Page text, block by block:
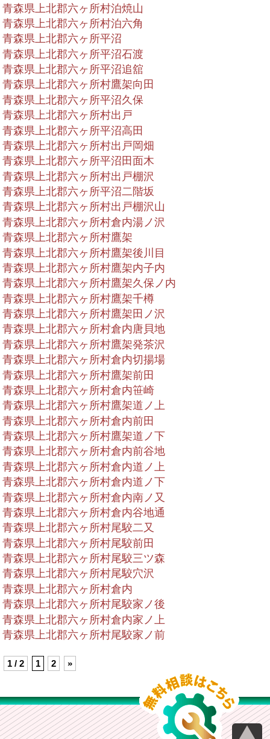
青森県上北郡六ヶ所村泊焼山
青森県上北郡六ヶ所村泊六角
青森県上北郡六ヶ所平沼
青森県上北郡六ヶ所平沼石渡
青森県上北郡六ヶ所平沼追舘
青森県上北郡六ヶ所村鷹架向田
青森県上北郡六ヶ所平沼久保
青森県上北郡六ヶ所村出戸
青森県上北郡六ヶ所平沼高田
青森県上北郡六ヶ所村出戸岡畑
青森県上北郡六ヶ所平沼田面木
青森県上北郡六ヶ所村出戸棚沢
青森県上北郡六ヶ所平沼二階坂
青森県上北郡六ヶ所村出戸棚沢山
青森県上北郡六ヶ所村倉内湯ノ沢
青森県上北郡六ヶ所村鷹架
青森県上北郡六ヶ所村鷹架後川目
青森県上北郡六ヶ所村鷹架内子内
青森県上北郡六ヶ所村鷹架久保ノ内
青森県上北郡六ヶ所村鷹架千樽
青森県上北郡六ヶ所村鷹架田ノ沢
青森県上北郡六ヶ所村倉内唐貝地
青森県上北郡六ヶ所村鷹架発茶沢
青森県上北郡六ヶ所村倉内切揚場
青森県上北郡六ヶ所村鷹架前田
青森県上北郡六ヶ所村倉内笹崎
青森県上北郡六ヶ所村鷹架道ノ上
青森県上北郡六ヶ所村倉内前田
青森県上北郡六ヶ所村鷹架道ノ下
青森県上北郡六ヶ所村倉内前谷地
青森県上北郡六ヶ所村倉内道ノ上
青森県上北郡六ヶ所村倉内道ノ下
青森県上北郡六ヶ所村倉内南ノ又
青森県上北郡六ヶ所村倉内谷地通
青森県上北郡六ヶ所村尾駮二又
青森県上北郡六ヶ所村尾駮前田
青森県上北郡六ヶ所村尾駮三ツ森
青森県上北郡六ヶ所村尾駮穴沢
青森県上北郡六ヶ所村倉内
青森県上北郡六ヶ所村尾駮家ノ後
青森県上北郡六ヶ所村倉内家ノ上
青森県上北郡六ヶ所村尾駮家ノ前
1 / 2 1 2 »